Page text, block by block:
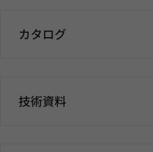
カタログ
技術資料